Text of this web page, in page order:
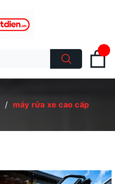
/ máy rửa xe cao cấp